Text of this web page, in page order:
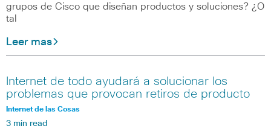
grupos de Cisco que diseñan productos y soluciones? ¿O
tal
Leer mas
Internet de todo ayudará a solucionar los
problemas que provocan retiros de producto
Internet de las Cosas
3 min read